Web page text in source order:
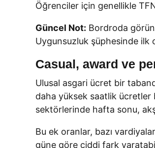
Öğrenciler için genellikle
Güncel Not: Bordroda
Uygunsuzluk şüphesinde ilk
Casual, award ve
Ulusal asgari ücret bir
daha yüksek saatlik
sektörlerinde hafta sonu,
Bu ek oranlar, bazı
güne göre ciddi fark